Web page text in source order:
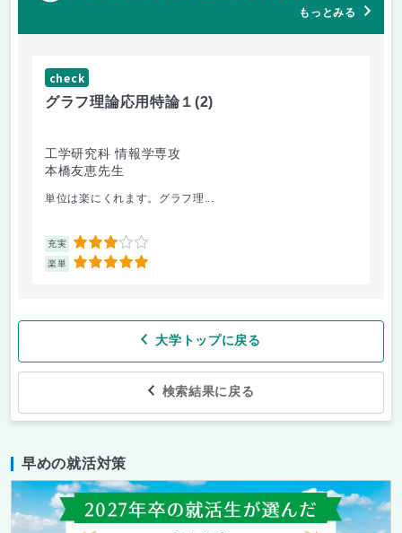
もっとみる
check
グラフ理論応用特論１ (2)
工学研究科 情報学専攻
本橋友恵先生
単位は楽にくれます。グラフ理...
充実 3
楽単 5
大学トップに戻る
検索結果に戻る
早めの就活対策